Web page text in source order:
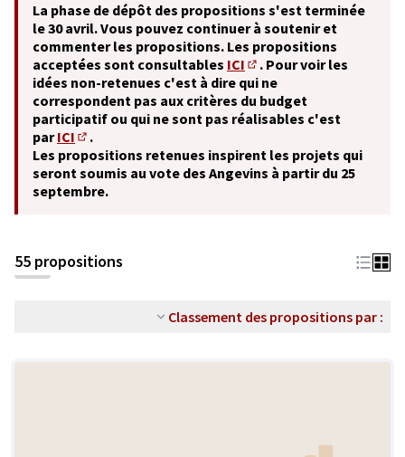
La phase de dépôt des propositions s'est terminée
le 30 avril. Vous pouvez continuer à soutenir et
commenter les propositions. Les propositions
acceptées sont consultables ICI
(S'ouvre dans un nouvel
. Pour voir les
idées non-retenues c'est à dire qui ne
correspondent pas aux critères du budget
participatif ou qui ne sont pas réalisables c'est
parICI
(S'ouvre dans un nouvel onglet)
.
Les propositions retenues inspirent les projets qui
seront soumis au vote des Angevins à partir du 25
septembre.
55 propositions
Classement des propositions par :